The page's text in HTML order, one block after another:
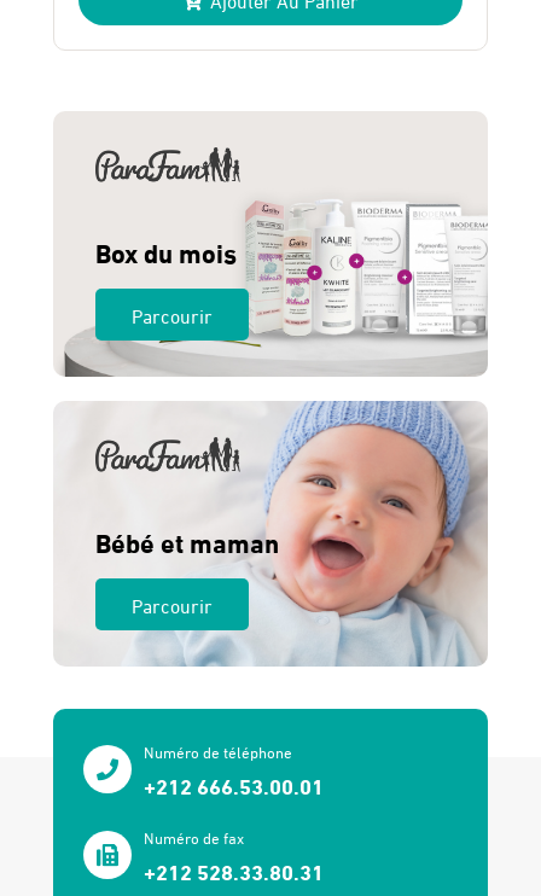
initial
était :
actuel
est :
Box du mois
Parcourir
Bébé et maman
Parcourir
Numéro de téléphone
+212 666.53.00.01
Numéro de fax
+212 528.33.80.31